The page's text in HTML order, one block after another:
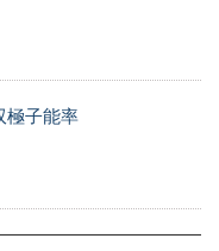
極子能率